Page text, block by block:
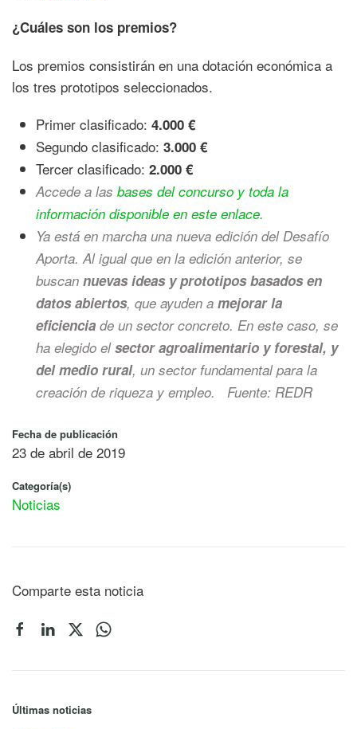
¿Cuáles son los premios?
Los premios consistirán en una dotación económica a
los tres prototipos seleccionados.
Primer clasificado: 4.000 €
Segundo clasificado: 3.000 €
Tercer clasificado: 2.000 €
Accede a las bases del concurso y toda la
información disponible en este enlace.
Ya está en marcha una nueva edición del Desafío
Aporta. Al igual que en la edición anterior, se
buscan nuevas ideas y prototipos basados en
datos abiertos, que ayuden a mejorar la
eficiencia de un sector concreto. En este caso, se
ha elegido elsector agroalimentario y forestal, y
del medio rural, un sector fundamental para la
creación de riqueza y empleo. Fuente: REDR
Fecha de publicación
23 de abril de 2019
Categoría(s)
Noticias
Comparte esta noticia
Últimas noticias